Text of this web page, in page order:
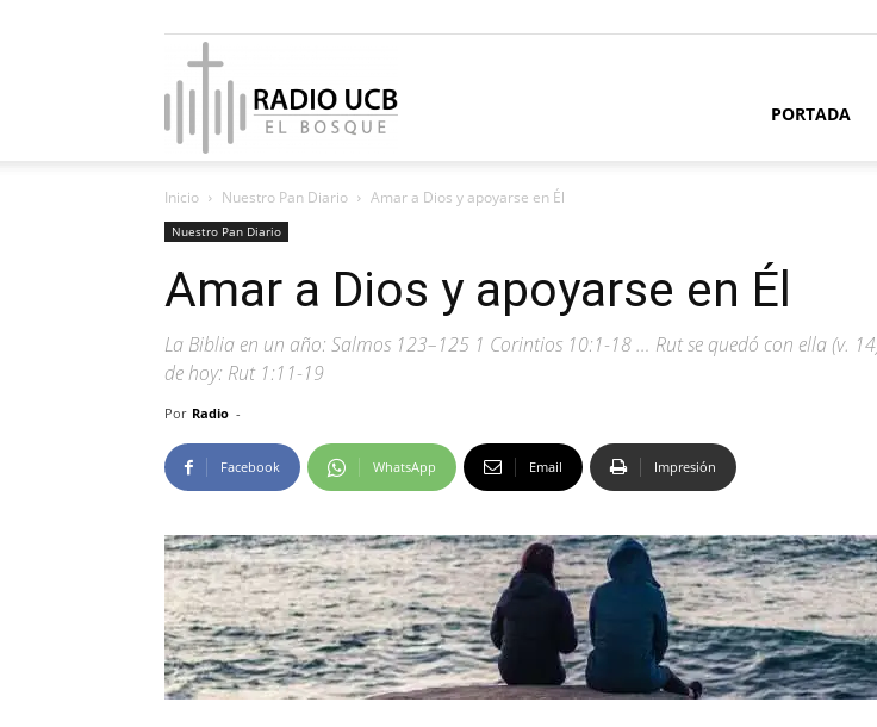
Radio
El
Bosque
PORTADA
Inicio Nuestro Pan Diario Amar a Dios y apoyarse en Él
Nuestro Pan Diario
Amar a Dios y apoyarse en Él
La Biblia en un año: Salmos 123–125 1 Corintios 10:1-18 … Rut se quedó con ella (v.
de hoy: Rut 1:11-19
Por Radio -
Facebook WhatsApp Email Impresión